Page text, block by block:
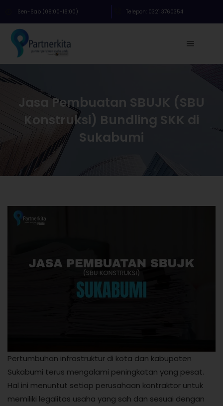
Sen-Sab (08:00-16:00) Telepon: 0321 3760354
Jasa Pembuatan SBUJK (SBU
Konstruksi) Bundling SKK di
Sukabumi
Pertumbuhan infrastruktur di kota dan kabupaten
Sukabumi terus mengalami peningkatan yang pesat.
Hal ini menuntut setiap perusahaan kontraktor untuk
memiliki legalitas usaha yang sah dan sesuai dengan